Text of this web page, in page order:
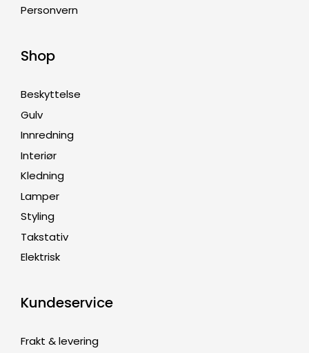
Personvern
Shop
Beskyttelse
Gulv
Innredning
Interiør
Kledning
Lamper
Styling
Takstativ
Elektrisk
Kundeservice
Frakt & levering